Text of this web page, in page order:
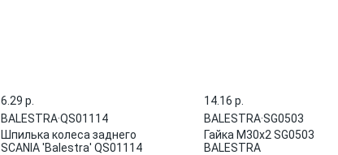
6.29 p.
BALESTRA·QS01114
Шпилька колеса заднего
SCANIA 'Balestra' QS01114
14.16 p.
BALESTRA·SG0503
Гайка М30x2 SG0503
BALESTRA